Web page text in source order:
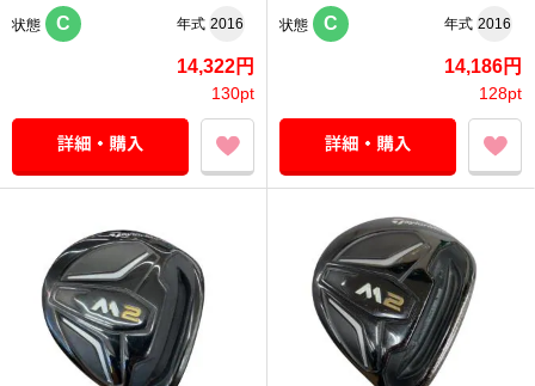
状態 C 年式 2016
14,322円
130pt
状態 C 年式 2016
14,186円
128pt